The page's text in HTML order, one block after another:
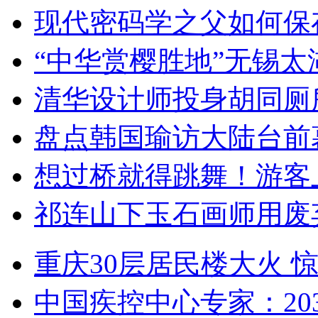
现代密码学之父如何
“中华赏樱胜地”无锡
清华设计师投身胡同
盘点韩国瑜访大陆台
想过桥就得跳舞！游客
祁连山下玉石画师用
重庆30层居民楼大火
中国疾控中心专家：